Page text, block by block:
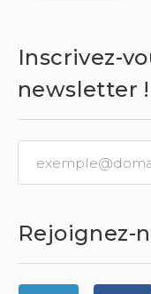
Inscrivez-
newsletter !
Rejoignez-